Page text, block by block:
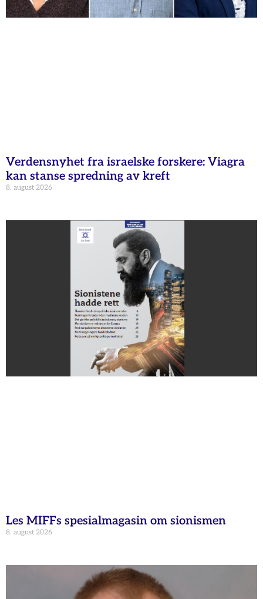
Verdensnyhet fra israelske forskere: Viagra
kan stanse spredning av kreft
8. august 2026
Les MIFFs spesialmagasin om sionismen
8. august 2026